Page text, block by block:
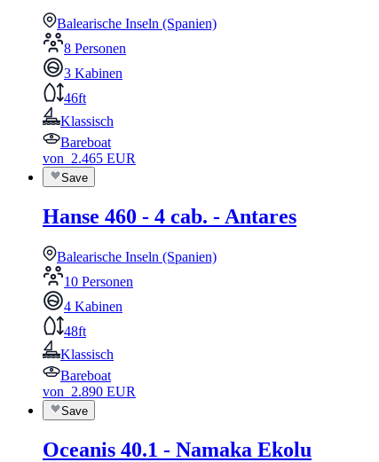
Balearische Inseln (Spanien)
8 Personen
3 Kabinen
46ft
Klassisch
Bareboat
von 2.465 EUR
Save
Hanse 460 - 4 cab. - Antares
Balearische Inseln (Spanien)
10 Personen
4 Kabinen
48ft
Klassisch
Bareboat
von 2.890 EUR
Save
Oceanis 40.1 - Namaka Ekolu